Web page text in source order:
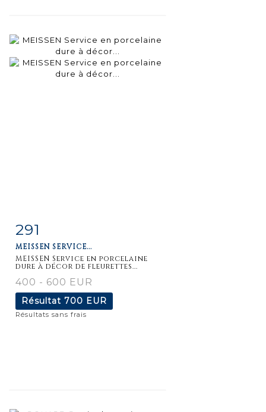
291
MEISSEN SERVICE...
MEISSEN Service en porcelaine
dure à décor de fleurettes...
400 - 600 EUR
Résultat 700 EUR
Résultats sans frais